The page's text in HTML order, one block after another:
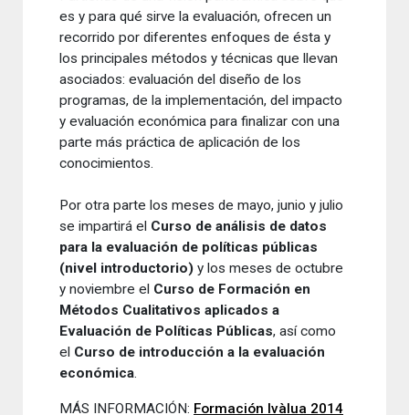
es y para qué sirve la evaluación, ofrecen un
recorrido por diferentes enfoques de ésta y
los principales métodos y técnicas que llevan
asociados: evaluación del diseño de los
programas, de la implementación, del impacto
y evaluación económica para finalizar con una
parte más práctica de aplicación de los
conocimientos.
Por otra parte los meses de mayo, junio y julio
se impartirá el Curso de análisis de datos
para la evaluación de políticas públicas
(nivel introductorio) y los meses de octubre
y noviembre el Curso de Formación en
Métodos Cualitativos aplicados a
Evaluación de Políticas Públicas, así como
el Curso de introducción a la evaluación
económica.
MÁS INFORMACIÓN: Formación Ivàlua 2014